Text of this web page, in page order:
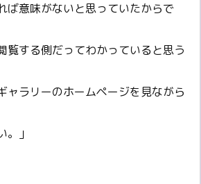
ば意味がないと思っていたからで
覧する側だってわかっていると思う
ャラリーのホームページを見ながら
。」